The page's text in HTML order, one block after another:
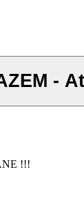
-
!!!